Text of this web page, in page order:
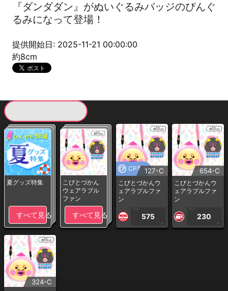
『ダンダダン』がぬいぐるみバッジのぴんぐ
るみになって登場！
提供開始日: 2025-11-21 00:00:00
約8cm
夏グッズ特集
すべて見る
こびとづかん
ウェアラブル
ファン
すべて見る
CP専用127-C
こびとづかんウ
ェアラブルファ
ン
1PLAY
575
CP
654-C
こびとづかんウ
ェアラブルファ
ン
1PLAY
230
CP
324-C